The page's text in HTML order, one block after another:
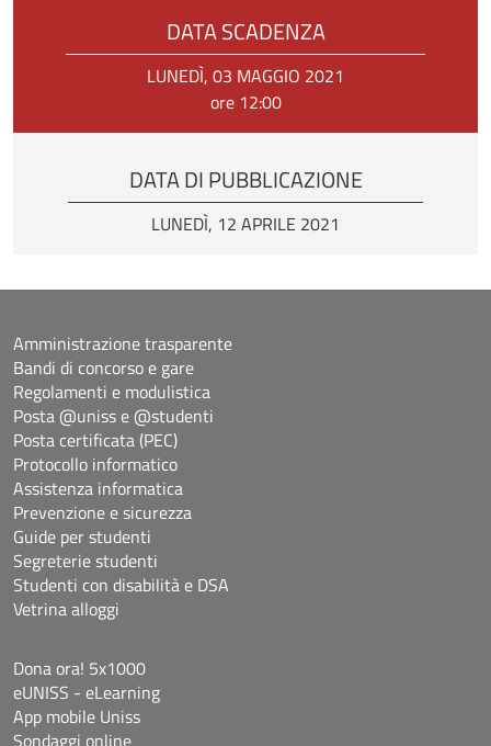
DATA SCADENZA
LUNEDÌ, 03 MAGGIO 2021
ore 12:00
DATA DI PUBBLICAZIONE
LUNEDÌ, 12 APRILE 2021
Amministrazione trasparente
Bandi di concorso e gare
Regolamenti e modulistica
Posta @uniss e @studenti
Posta certificata (PEC)
Protocollo informatico
Assistenza informatica
Prevenzione e sicurezza
Guide per studenti
Segreterie studenti
Studenti con disabilità e DSA
Vetrina alloggi
Dona ora! 5x1000
eUNISS - eLearning
App mobile Uniss
Sondaggi online